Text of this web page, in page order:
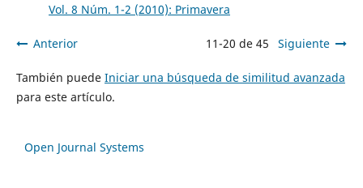
Vol. 8 Núm. 1-2 (2010): Primavera
Anterior 11-20 de 45 Siguiente
También puede Iniciar una búsqueda de similitud avanzada
para este artículo.
Open Journal Systems